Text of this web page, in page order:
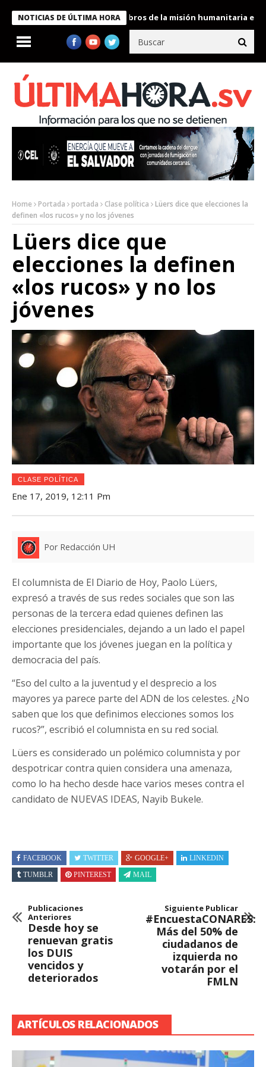
NOTICIAS DE ÚLTIMA HORA
Bukele condecora a miembros de la misión humanitaria enviada
Home Portada portada Clase política
Lüers dice que elecciones la
definen «los rucos» y no los jóvenes
Lüers dice que
elecciones la definen
«los rucos» y no los
jóvenes
CLASE POLÍTICA
Ene 17, 2019, 12:11 Pm
Por Redacción UH
El columnista de El Diario de Hoy, Paolo Lüers,
expresó a través de sus redes sociales que son las
personas de la tercera edad quienes definen las
elecciones presidenciales, dejando a un lado el papel
importante que los jóvenes juegan en la política y
democracia del país.
“Eso del culto a la juventud y el desprecio a los
mayores ya parece parte del ADN de los celestes. ¿No
saben que los que definimos elecciones somos los
rucos?”, escribió el columnista en su red social.
Lüers es considerado un polémico columnista y por
despotricar contra quien considera una amenaza,
como lo ha hecho desde hace varios meses contra el
candidato de NUEVAS IDEAS, Nayib Bukele.
FACEBOOK TWITTER GOOGLE+
LINKEDIN
TUMBLR
PINTEREST MAIL
Publicaciones
Anteriores
Desde hoy se
renuevan gratis
los DUIS
vencidos y
deteriorados
Siguiente Publicar
#EncuestaCONARES:
Más del 50% de
ciudadanos de
izquierda no
votarán por el
FMLN
ARTÍCULOS RELACIONADOS